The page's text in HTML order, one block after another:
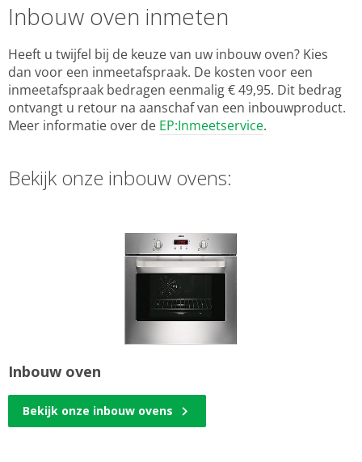
Inbouw oven inmeten
Heeft u twijfel bij de keuze van uw inbouw oven? Kies
dan voor een inmeetafspraak. De kosten voor een
inmeetafspraak bedragen eenmalig € 49,95. Dit bedrag
ontvangt u retour na aanschaf van een inbouwproduct.
Meer informatie over de EP:Inmeetservice.
Bekijk onze inbouw ovens:
Inbouw oven
Bekijk onze inbouw ovens